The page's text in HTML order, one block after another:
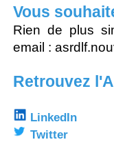
Vous
Rien de plus
email :
Retrouvez
LinkedIn
Twitter